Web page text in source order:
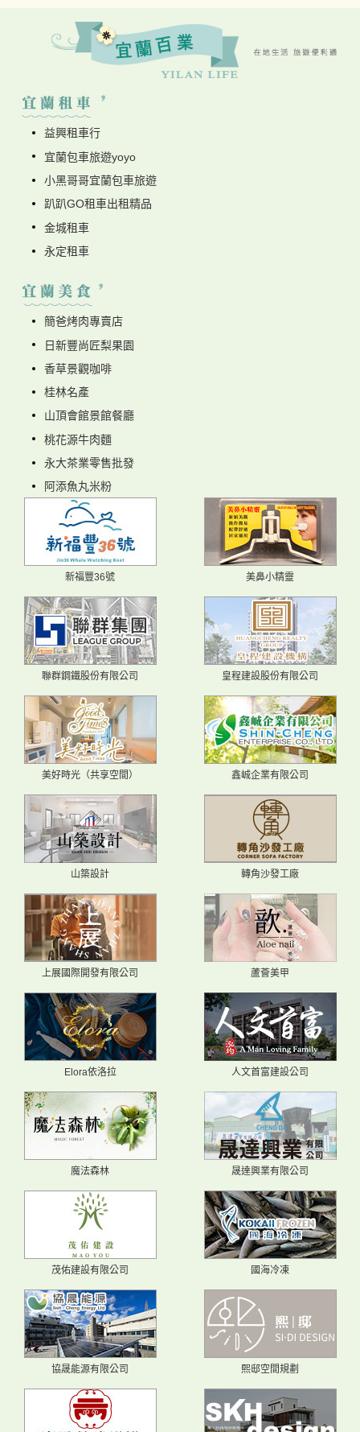
益興租車行
宜蘭包車旅遊yoyo
小黑哥哥宜蘭包車旅遊
趴趴GO租車出租精品
金城租車
永定租車
簡爸烤肉專賣店
日新豐尚匠梨果園
香草景觀咖啡
桂林名產
山頂會館景館餐廳
桃花源牛肉麵
永大茶業零售批發
阿添魚丸米粉
新福豐36號 美鼻小精靈
聯群鋼鐵股份有限公司 皇程建設股份有限公司
美好時光（共享空間） 鑫峸企業有限公司
山築設計 轉角沙發工廠
上展國際開發有限公司 蘆薈美甲
Elora依洛拉 人文首富建設公司
魔法森林 晟達興業有限公司
茂佑建設有限公司 國海冷凍
協晟能源有限公司 熙邸空間規劃